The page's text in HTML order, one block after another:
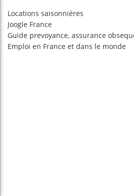
Locations saisonnières
Joogle France
Guide prevoyance, assurance
Emploi en France et dans le monde